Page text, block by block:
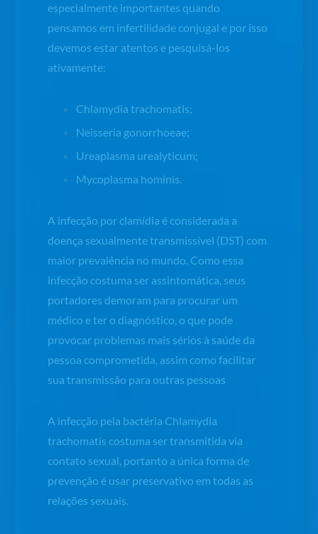
especialmente importantes quando
pensamos em infertilidade conjugal e por isso
devemos estar atentos e pesquisá-los
ativamente:
Chlamydia trachomatis;
Neisseria gonorrhoeae;
Ureaplasma urealyticum;
Mycoplasma hominis.
A infecção por clamídia é considerada a
doença sexualmente transmissível (DST) com
maior prevalência no mundo. Como essa
infecção costuma ser assintomática, seus
portadores demoram para procurar um
médico e ter o diagnóstico, o que pode
provocar problemas mais sérios à saúde da
pessoa comprometida, assim como facilitar
sua transmissão para outras pessoas
A infecção pela bactéria Chlamydia
trachomatis costuma ser transmitida via
contato sexual, portanto a única forma de
prevenção é usar preservativo em todas as
relações sexuais.